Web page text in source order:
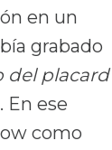
en un
grabado
del placard
ese
como